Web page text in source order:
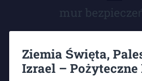
mur
Ziemia Święta,
Izrael – Pożyteczne